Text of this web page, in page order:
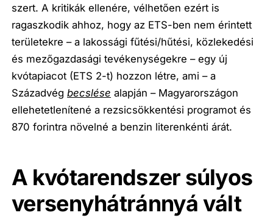
szert. A kritikák ellenére, vélhetően ezért is
ragaszkodik ahhoz, hogy az ETS-ben nem érintett
területekre – a lakossági fűtési/hűtési, közlekedési
és mezőgazdasági tevékenységekre – egy új
kvótapiacot (ETS 2-t) hozzon létre, ami – a
Századvégbecslése alapján – Magyarországon
ellehetetlenítené a rezsicsökkentési programot és
870 forintra növelné a benzin literenkénti árát.
A kvótarendszer súlyos
versenyhátránnyá vált